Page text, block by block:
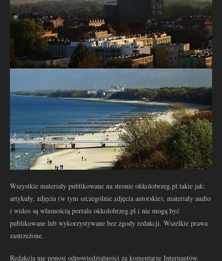
Wszystkie materiały publikowane na stronie okkolobrzeg.pl takie jak:
artykuły, zdjęcia (w tym szczególnie zdjęcia autorskie), materiały audio
i wideo są własnością portalu okkolobrzeg.pl i nie mogą być
publikowane lub wykorzystywane bez zgody redakcji. Wszelkie prawa
zastrzeżone.
Redakcja nie ponosi odpowiedzialności za komentarze Internautów.